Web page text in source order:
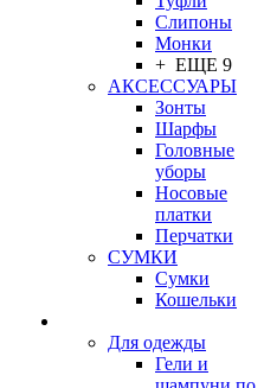
Слипоны
Монки
+ ЕЩЕ 9
АКСЕССУАРЫ
Зонты
Шарфы
Головные
уборы
Носовые
платки
Перчатки
СУМКИ
Сумки
Кошельки
Для одежды
Гели и